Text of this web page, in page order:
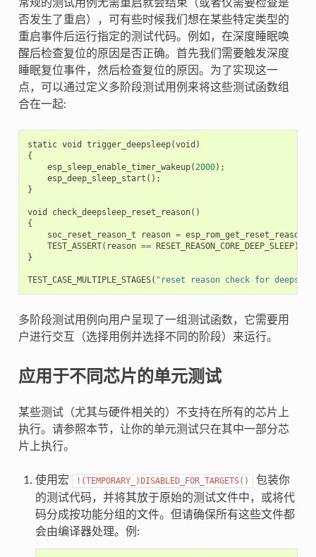
常规的测试用例无需重启就会结束（或者仅需要检查是
否发生了重启），可有些时候我们想在某些特定类型的
重启事件后运行指定的测试代码。例如，在深度睡眠唤
醒后检查复位的原因是否正确。首先我们需要触发深度
睡眠复位事件，然后检查复位的原因。为了实现这一
点，可以通过定义多阶段测试用例来将这些测试函数组
合在一起:
static void trigger_deepsleep(void )
{
esp_sleep_enable_timer_wakeup(2000);
esp_deep_sleep_start ();
}
void check_deepsleep_reset_reason()
{
soc_reset_reason_t
reason = esp_rom_get_reset_reason
TEST_ASSERT( reason == RESET_REASON_CORE_DEEP_SLEEP);
}
TEST_CASE_MULTIPLE_STAGES( "reset reason check for
多阶段测试用例向用户呈现了一组测试函数，它需要用
户进行交互（选择用例并选择不同的阶段）来运行。
应用于不同芯片的单元测试
某些测试（尤其与硬件相关的）不支持在所有的芯片上
执行。请参照本节，让你的单元测试只在其中一部分芯
片上执行。
使用宏 !(TEMPORARY_)DISABLED_FOR_TARGETS()
包装你
的测试代码，并将其放于原始的测试文件中，或将代
码分成按功能分组的文件。但请确保所有这些文件都
会由编译器处理。例: